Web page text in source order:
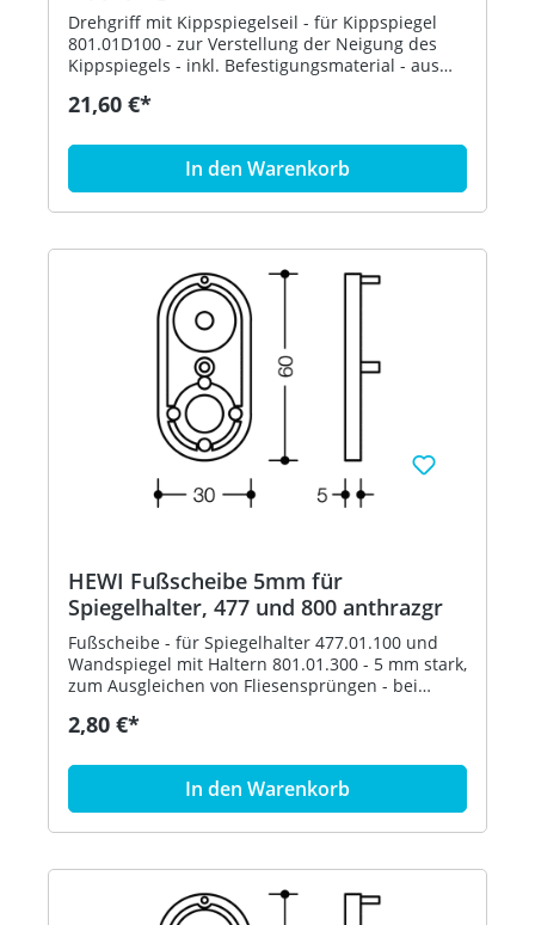
Ausrüstung signalweiß
Drehgriff mit Kippspiegelseil - für Kippspiegel
801.01D100 - zur Verstellung der Neigung des
Kippspiegels - inkl. Befestigungsmaterial - aus
(Signalweiß), mit antimikrobiell wirksamem
21,60 €*
In den Warenkorb
HEWI Fußscheibe 5mm für
Spiegelhalter, 477 und 800 anthrazgr
Fußscheibe - für Spiegelhalter 477.01.100 und
Wandspiegel mit Haltern 801.01.300 - 5 mm stark,
zum Ausgleichen von Fliesensprüngen - bei
aufeinander geklebt werden - aus
Farbtabelle - in HEWI Farbe 92 (Anthrazitgrau)
2,80 €*
In den Warenkorb